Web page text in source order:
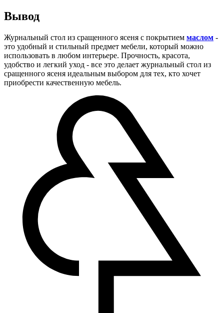
Вывод
Журнальный стол из сращенного ясеня с покрытием маслом -
это удобный и стильный предмет мебели, который можно
использовать в любом интерьере. Прочность, красота,
удобство и легкий уход - все это делает журнальный стол из
сращенного ясеня идеальным выбором для тех, кто хочет
приобрести качественную мебель.